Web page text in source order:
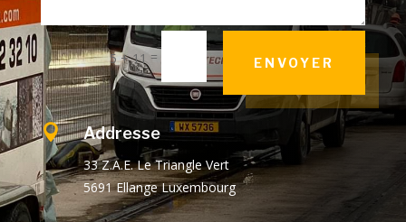
5 + 11= ENVOYER
 Addresse
33 Z.A.E. Le Triangle Vert
5691 Ellange Luxembourg